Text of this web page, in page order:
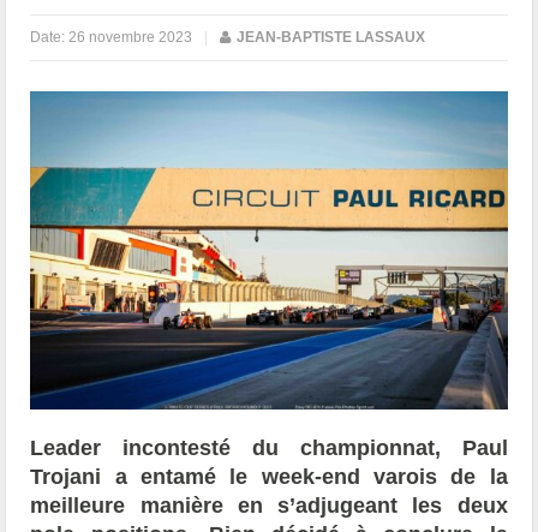
Date: 26 novembre 2023 | JEAN-BAPTISTE LASSAUX
Leader incontesté du championnat, Paul
Trojani a entamé le week-end varois de la
meilleure manière en s’adjugeant les deux